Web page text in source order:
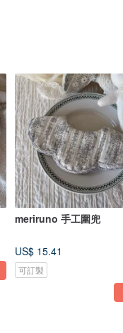
meriruno 手工圍兜
US$ 15.41
可訂製